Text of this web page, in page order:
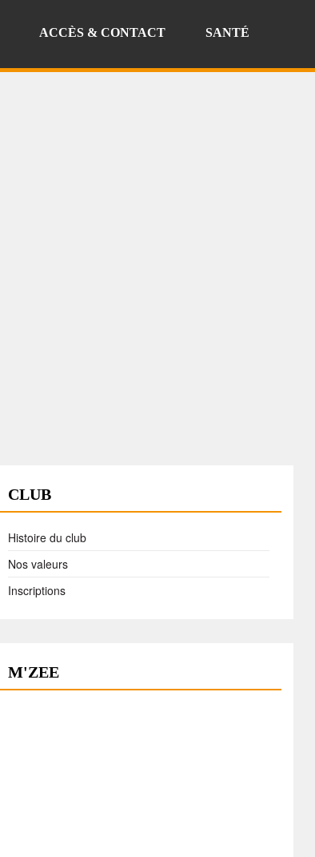
ACCÈS & CONTACT SANTÉ
CLUB
Histoire du club
Nos valeurs
Inscriptions
M'ZEE